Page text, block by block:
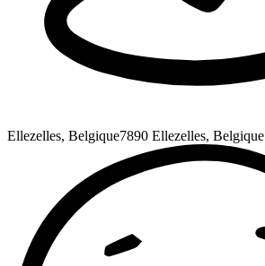
Ellezelles, Belgique7890 Ellezelles, Belgique